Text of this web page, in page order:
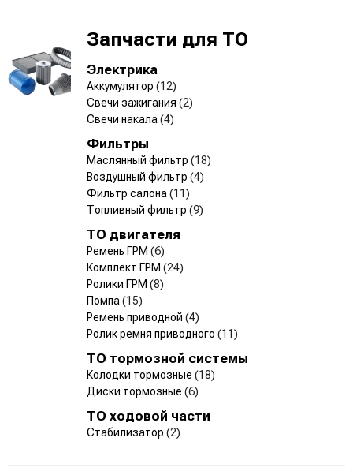
Запчасти для ТО
Электрика
Аккумулятор (12)
Свечи зажигания (2)
Свечи накала (4)
Фильтры
Маслянный фильтр (18)
Воздушный фильтр (4)
Фильтр салона (11)
Топливный фильтр (9)
ТО двигателя
Ремень ГРМ (6)
Комплект ГРМ (24)
Ролики ГРМ (8)
Помпа (15)
Ремень приводной (4)
Ролик ремня приводного (11)
ТО тормозной системы
Колодки тормозные (18)
Диски тормозные (6)
ТО ходовой части
Стабилизатор (2)